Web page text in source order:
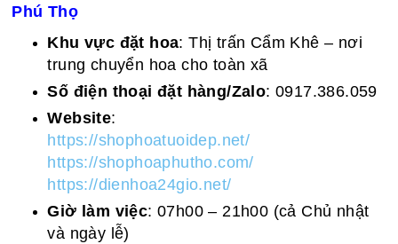
Phú Thọ
Khu vực đặt hoa: Thị trấn Cẩm Khê – nơi
trung chuyển hoa cho toàn xã
Số điện thoại đặt hàng/Zalo: 0917.386.059
Website:
https://shophoatuoidep.net/
https://shophoaphutho.com/
https://dienhoa24gio.net/
Giờ làm việc: 07h00 – 21h00 (cả Chủ nhật
và ngày lễ)